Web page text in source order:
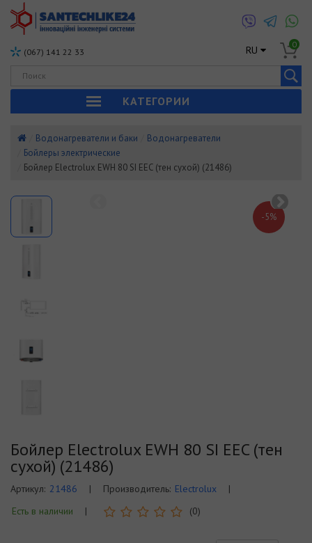
(067) 141 22 33 RU 0
КАТЕГОРИИ
Водонагреватели и баки
Водонагреватели
Бойлеры электрические
Бойлер Electrolux EWH 80 SI EEC (тен сухой) (21486)
-5%
Бойлер Electrolux EWH 80 SI EEC (тен
сухой) (21486)
Артикул: 21486 | Производитель: Electrolux
|
Есть в наличии
| (0)